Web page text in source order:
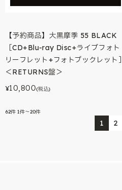
【予約商品】大黒摩季 55 BLACK
［CD+Blu-ray Disc+ライブフォト
リーフレット+フォトブックレット］
＜RETURNS盤＞
¥10,800(税込)
62件 1件～20件
1 2